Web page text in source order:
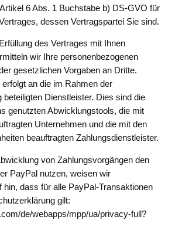
6 Abs. 1 Buchstabe b) DS-GVO für
dessen Vertragspartei Sie sind.
des Vertrages mit Ihnen
wir Ihre personenbezogenen
gesetzlichen Vorgaben an Dritte.
an die im Rahmen der
beteiligten Dienstleister. Dies sind die
genutzten Abwicklungstools, die mit
Unternehmen und die mit den
beauftragten Zahlungsdienstleister.
von Zahlungsvorgängen den
PayPal nutzen, weisen wir
hin, dass für alle PayPal-Transaktionen
gilt:
de/webapps/mpp/ua/privacy-full?